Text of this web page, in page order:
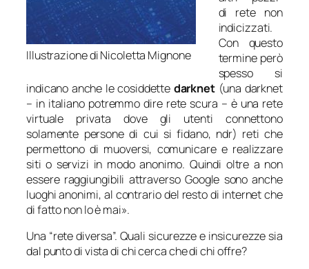
Illustrazione di Nicoletta Mignone
di rete non
indicizzati.
Con questo
termine però
spesso si
indicano anche le cosiddette darknet (una darknet
– in italiano potremmo dire rete scura – è una rete
virtuale privata dove gli utenti connettono
solamente persone di cui si fidano, ndr) reti che
permettono di muoversi, comunicare e realizzare
siti o servizi in modo anonimo. Quindi oltre a non
essere raggiungibili attraverso Google sono anche
luoghi anonimi, al contrario del resto di internet che
di fatto non lo è mai».
Una “rete diversa”. Quali sicurezze e insicurezze sia
dal punto di vista di chi cerca che di chi offre?